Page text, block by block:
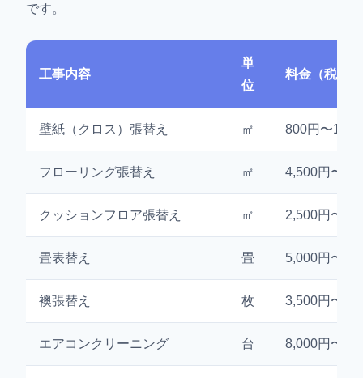
です。
工事内容
単
位
料金（税込
壁紙（クロス）張替え ㎡ 800円〜
フローリング張替え ㎡ 4,500円〜
クッションフロア張替え ㎡ 2,500円〜
畳表替え 畳 5,000円〜
襖張替え 枚 3,500円〜
エアコンクリーニング 台 8,000円〜